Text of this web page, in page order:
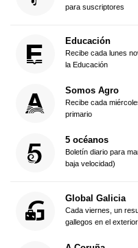
para suscriptores
Educación
Recibe cada lunes
la Educación
Somos Agro
Recibe cada
primario
5 océanos
Boletín diario para
baja velocidad)
Global Galicia
Cada viernes, un
gallegos en el exterior